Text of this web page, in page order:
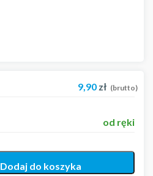
9,90 zł (brutto)
od ręki
Dodaj do koszyka